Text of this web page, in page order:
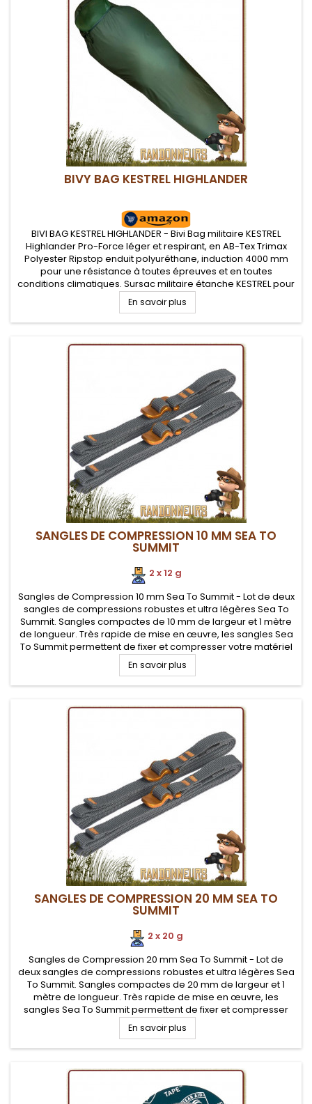
BIVY BAG KESTREL HIGHLANDER
BIVI BAG KESTREL HIGHLANDER - Bivi Bag militaire KESTREL
Highlander Pro-Force léger et respirant, en AB-Tex Trimax
Polyester Ripstop enduit polyuréthane, induction 4000 mm
pour une résistance à toutes épreuves et en toutes
conditions climatiques. Sursac militaire étanche KESTREL pour
vos bivouacs bushcraft, militaire et airsoft dans la verte.
En savoir plus
SANGLES DE COMPRESSION 10 MM SEA TO
SUMMIT
2 x 12 g
Sangles de Compression 10 mm Sea To Summit - Lot de deux
sangles de compressions robustes et ultra légères Sea To
Summit. Sangles compactes de 10 mm de largeur et 1 mètre
de longueur. Très rapide de mise en œuvre, les sangles Sea
To Summit permettent de fixer et compresser votre matériel
de randonnée et autres équipements (sac de couchage,
matelas...)
En savoir plus
SANGLES DE COMPRESSION 20 MM SEA TO
SUMMIT
2 x 20 g
Sangles de Compression 20 mm Sea To Summit - Lot de
deux sangles de compressions robustes et ultra légères Sea
To Summit. Sangles compactes de 20 mm de largeur et 1
mètre de longueur. Très rapide de mise en œuvre, les
sangles Sea To Summit permettent de fixer et compresser
votre matériel de randonnée et autres équipements (sac de
couchage, matelas...)
En savoir plus